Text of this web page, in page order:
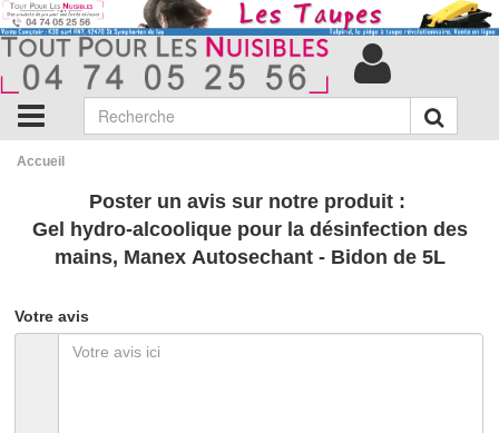
Accueil
Poster un avis sur notre produit :
Gel hydro-alcoolique pour la désinfection des
mains, Manex Autosechant - Bidon de 5L
Votre avis